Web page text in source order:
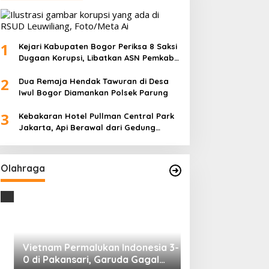
1
Kejari Kabupaten Bogor Periksa 8 Saksi
Dugaan Korupsi, Libatkan ASN Pemkab
2
Dua Remaja Hendak Tawuran di Desa
Iwul Bogor Diamankan Polsek Parung
3
Kebakaran Hotel Pullman Central Park
Jakarta, Api Berawal dari Gedung
Olahraga
Vietnam Permalukan Indonesia 3-